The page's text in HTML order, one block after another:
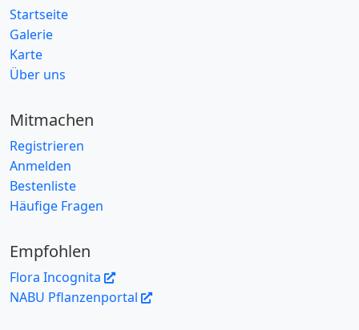
Startseite
Galerie
Karte
Über uns
Mitmachen
Registrieren
Anmelden
Bestenliste
Häufige Fragen
Empfohlen
Flora Incognita
NABU Pflanzenportal